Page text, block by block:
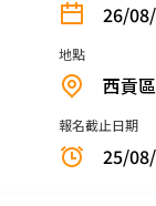
26/
地點
西貢區
報名截止日期
25/